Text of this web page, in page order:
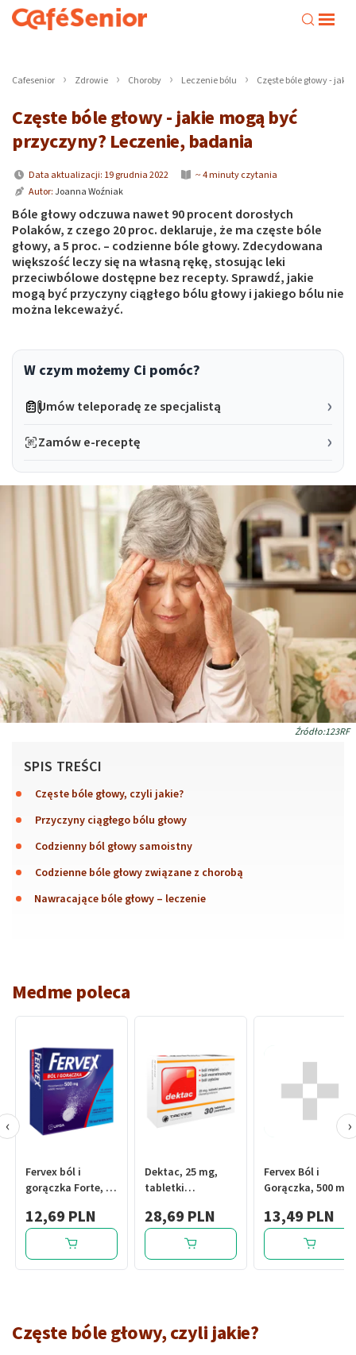
Cafesenior Zdrowie Choroby Leczenie bólu Częste bóle głowy -
Częste bóle głowy - jakie mogą być
przyczyny? Leczenie, badania
Data aktualizacji: 19 grudnia 2022
~ 4 minuty czytania
Autor:Joanna Woźniak
Bóle głowy odczuwa nawet 90 procent dorosłych
Polaków, z czego 20 proc. deklaruje, że ma częste bóle
głowy, a 5 proc. – codzienne bóle głowy. Zdecydowana
większość leczy się na własną rękę, stosując leki
przeciwbólowe dostępne bez recepty. Sprawdź, jakie
mogą być przyczyny ciągłego bólu głowy i jakiego bólu nie
można lekceważyć.
W czym możemy Ci pomóc?
Umów teleporadę ze specjalistą
Zamów e-receptę
Źródło:123RF
SPIS TREŚCI
Częste bóle głowy, czyli jakie?
Przyczyny ciągłego bólu głowy
Codzienny ból głowy samoistny
Codzienne bóle głowy związane z chorobą
Nawracające bóle głowy – leczenie
Medme poleca
Fervex ból i
gorączka Forte, 1
musujące, 8 szt
12,69 PLN
Dektac, 25 mg,
tabletki
28,69 PLN
Fervex Ból i
Gorączka, 500 mg,
szt
13,49 PLN
‹ ›
Częste bóle głowy, czyli jakie?